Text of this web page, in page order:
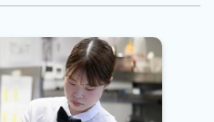
して本気でサポートする文化が